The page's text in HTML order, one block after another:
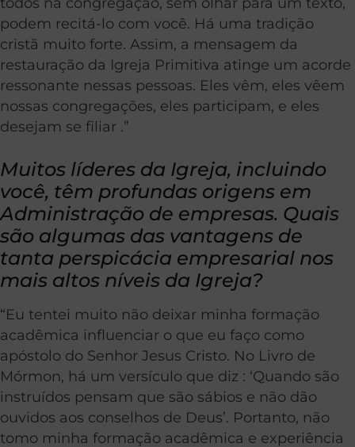
podem recitá-lo com você. Há uma tradição
cristã muito forte. Assim, a mensagem da
restauração da Igreja Primitiva atinge um acorde
ressonante nessas pessoas. Eles vêm, eles vêem
nossas congregações, eles participam, e eles
desejam se filiar .”
Muitos líderes da Igreja, incluindo
você, têm profundas origens em
Administração de empresas. Quais
são algumas das vantagens de
tanta perspicácia empresarial nos
mais altos níveis da Igreja?
“Eu tentei muito não deixar minha formação
acadêmica influenciar o que eu faço como
apóstolo do Senhor Jesus Cristo. No Livro de
Mórmon, há um versículo que diz : ‘Quando são
instruídos pensam que são sábios e não dão
ouvidos aos conselhos de Deus’. Portanto, não
tomo minha formação acadêmica e experiência